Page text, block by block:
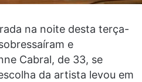
na noite desta terça-
e
Cabral, de 33, se
da artista levou em